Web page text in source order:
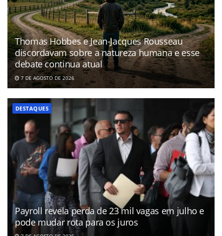
Thomas Hobbes e Jean-Jacques Rousseau
discordavam sobre a natureza humana e esse
debate continua atual
7 DE AGOSTO DE 2026
DESTAQUES
Payroll revela perda de 23 mil vagas em julho e
pode mudar rota para os juros